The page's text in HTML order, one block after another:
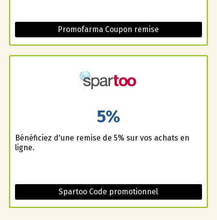
Promofarma Coupon remise
5%
Bénéficiez d'une remise de 5% sur vos achats en
ligne.
Spartoo Code promotionnel